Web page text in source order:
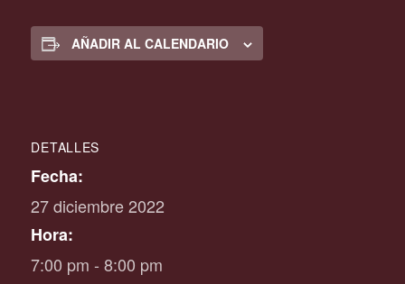
AÑADIR AL CALENDARIO
DETALLES
Fecha:
27 diciembre 2022
Hora:
7:00 pm - 8:00 pm